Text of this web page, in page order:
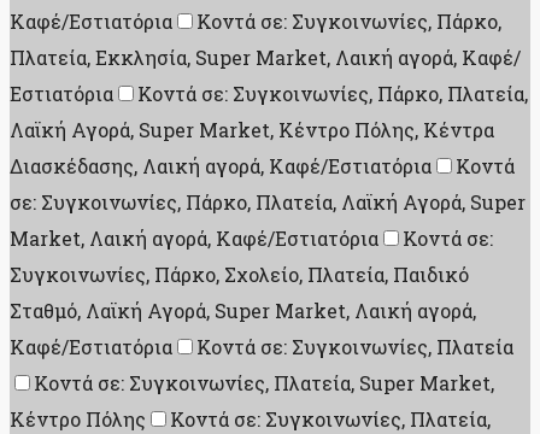
Καφέ/Εστιατόρια
Κοντά σε: Συγκοινωνίες, Πάρκο,
Πλατεία, Εκκλησία, Super Market, Λαική αγορά, Καφέ/
Εστιατόρια
Κοντά σε: Συγκοινωνίες, Πάρκο, Πλατεία,
Λαϊκή Αγορά, Super Market, Κέντρο Πόλης, Κέντρα
Διασκέδασης, Λαική αγορά, Καφέ/Εστιατόρια
Κοντά
σε: Συγκοινωνίες, Πάρκο, Πλατεία, Λαϊκή Αγορά, Super
Market, Λαική αγορά, Καφέ/Εστιατόρια
Κοντά σε:
Συγκοινωνίες, Πάρκο, Σχολείο, Πλατεία, Παιδικό
Σταθμό, Λαϊκή Αγορά, Super Market, Λαική αγορά,
Καφέ/Εστιατόρια
Κοντά σε: Συγκοινωνίες, Πλατεία
Κοντά σε: Συγκοινωνίες, Πλατεία, Super Market,
Κέντρο Πόλης
Κοντά σε: Συγκοινωνίες, Πλατεία,